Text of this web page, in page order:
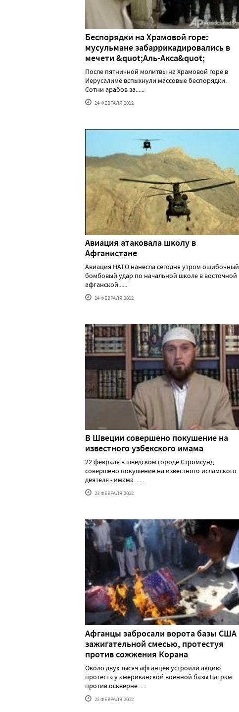
Беспорядки на Храмовой горе:
мусульмане забаррикадировались в
мечети &quot;Аль-Акса&quot;
После пятничной молитвы на Храмовой горе в
Иерусалиме вспыхнули массовые беспорядки.
Сотни арабов за......
24 ФЕВРАЛЯ'2012
Авиация атаковала школу в
Афганистане
Авиация НАТО нанесла сегодня утром ошибочный
бомбовый удар по начальной школе в восточной
афганской......
24 ФЕВРАЛЯ'2012
В Швеции совершено покушение на
известного узбекского имама
22 февраля в шведском городе Стромсунд
совершено покушение на известного исламского
деятеля - имама ......
23 ФЕВРАЛЯ'2012
Афганцы забросали ворота базы США
зажигательной смесью, протестуя
против сожжения Корана
Около двух тысяч афганцев устроили акцию
протеста у американской военной базы Баграм
против оскверне......
22 ФЕВРАЛЯ'2012